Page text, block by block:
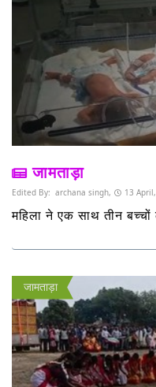
जामताड़ा
Edited By: archana singh, 13
महिला ने एक साथ तीन
जामताड़ा